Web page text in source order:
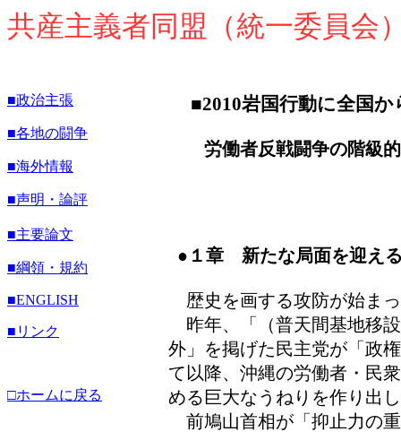
共産主義者同盟（統一委員会
■政治主張
■各地の闘争
■海外情報
■声明・論評
■主要論文
■綱領・規約
■ENGLISH
■リンク
□ホームに戻る
■2010岩国行動に全国か
労働者反戦闘争の階級的
●１章 新たな局面を迎え
歴史を画する攻防が始ま
昨年、「（普天間基地移
外」を掲げた民主党が「政
て以降、沖縄の労働者・民
める巨大なうねりを作り出
前鳩山首相が「抑止力の